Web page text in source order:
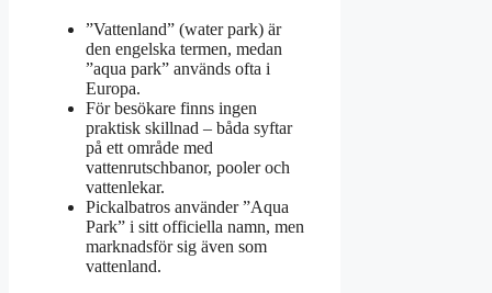
”Vattenland” (water park) är
den engelska termen, medan
”aqua park” används ofta i
Europa.
För besökare finns ingen
praktisk skillnad – båda syftar
på ett område med
vattenrutschbanor, pooler och
vattenlekar.
Pickalbatros använder ”Aqua
Park” i sitt officiella namn, men
marknadsför sig även som
vattenland.